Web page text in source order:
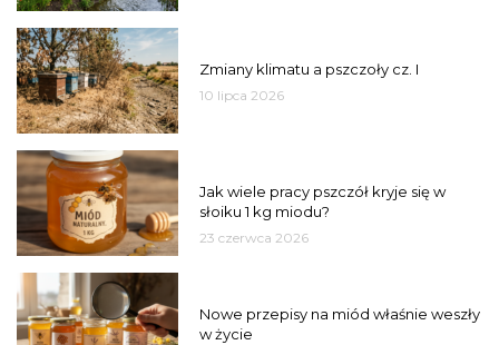
Zmiany klimatu a pszczoły cz. I
10 lipca 2026
Jak wiele pracy pszczół kryje się w
słoiku 1 kg miodu?
23 czerwca 2026
Nowe przepisy na miód właśnie weszły
w życie